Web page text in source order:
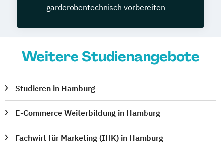
garderobentechnisch vorbereiten
Weitere Studienangebote
Studieren in Hamburg
E-Commerce Weiterbildung in Hamburg
Fachwirt für Marketing (IHK) in Hamburg